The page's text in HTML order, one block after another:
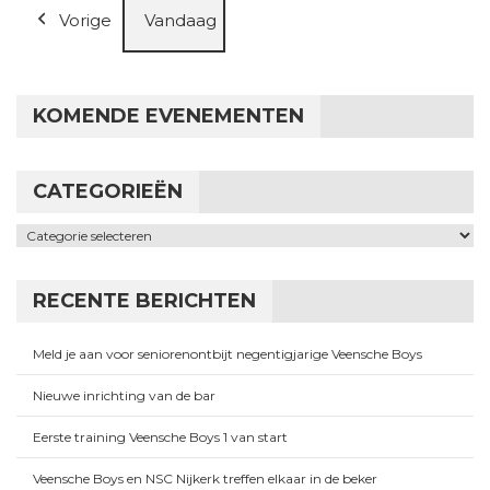
Vorige Vandaag
KOMENDE EVENEMENTEN
CATEGORIEËN
Categorieën
RECENTE BERICHTEN
Meld je aan voor seniorenontbijt negentigjarige Veensche Boys
Nieuwe inrichting van de bar
Eerste training Veensche Boys 1 van start
Veensche Boys en NSC Nijkerk treffen elkaar in de beker